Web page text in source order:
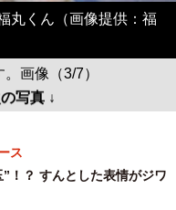
丸くん（画像提供：福
画像（3/7）
写真 ↓
ス
”！？ すんとした表情がジワ